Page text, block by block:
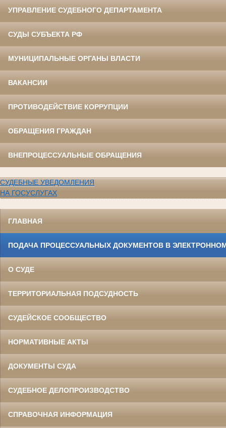
УПРАВЛЕНИЕ СУДЕБНОГО ДЕПАРТАМЕНТА
СУДЫ СУБЪЕКТА РФ
МУНИЦИПАЛЬНЫЕ ОРГАНЫ ВЛАСТИ
ВАКАНСИИ
ПРОТИВОДЕЙСТВИЕ КОРРУПЦИИ
ОБРАЩЕНИЯ ГРАЖДАН
ВНЕПРОЦЕССУАЛЬНЫЕ ОБРАЩЕНИЯ
СУДЕБНЫЕ УВЕДОМЛЕНИЯ
НА ГОСУСЛУГАХ
ГЛАВНАЯ
ПОДАЧА ПРОЦЕССУАЛЬНЫХ ДОКУМЕНТОВ В
О СУДЕ
ТЕРРИТОРИАЛЬНАЯ ПОДСУДНОСТЬ
СУДЕЙСКОЕ СООБЩЕСТВО
НОРМАТИВНЫЕ АКТЫ
ДОКУМЕНТЫ СУДА
СУДЕБНОЕ ДЕЛОПРОИЗВОДСТВО
СПРАВОЧНАЯ ИНФОРМАЦИЯ